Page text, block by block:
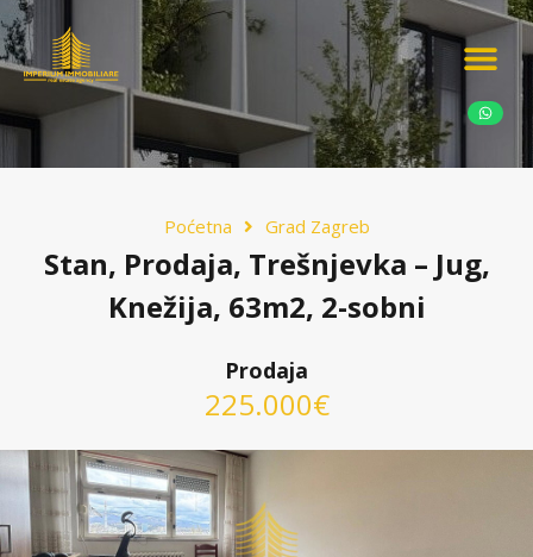
Poćetna Grad Zagreb
Stan, Prodaja, Trešnjevka – Jug,
Knežija, 63m2, 2-sobni
Prodaja
225.000€